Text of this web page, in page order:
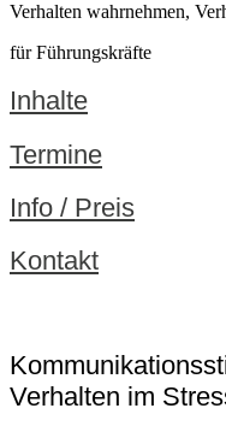
Verhalten wahrnehmen,
für Führungskräfte
Inhalte
Termine
Info / Preis
Kontakt
Verhalten im